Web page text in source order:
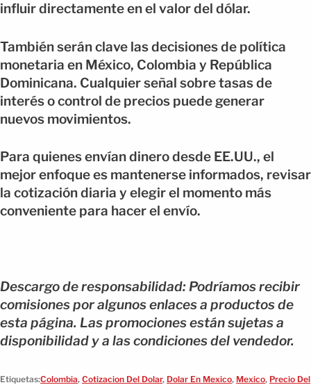
influir directamente en el valor del dólar.
También serán clave las decisiones de política
monetaria en México, Colombia y República
Dominicana. Cualquier señal sobre tasas de
interés o control de precios puede generar
nuevos movimientos.
Para quienes envían dinero desde EE.UU., el
mejor enfoque es mantenerse informados, revisar
la cotización diaria y elegir el momento más
conveniente para hacer el envío.
Descargo de responsabilidad: Podríamos recibir
comisiones por algunos enlaces a productos de
esta página. Las promociones están sujetas a
disponibilidad y a las condiciones del vendedor.
Etiquetas:Colombia, Cotizacion Del Dolar, Dolar En Mexico, Mexico, Precio Del